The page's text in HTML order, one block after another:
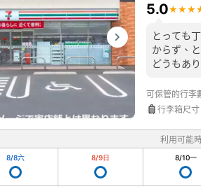
5.0★ ★ ★
★ ★ ★
とっても
からず、
どうもあ
可保管的行李
行李箱尺寸
利用可能
8/8六 8/9日 8/10一